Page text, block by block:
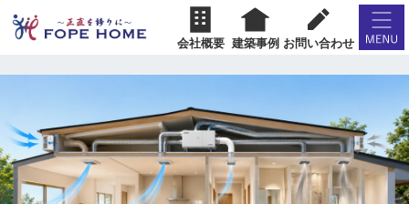
会社概要 建築事例 お問い合わせ